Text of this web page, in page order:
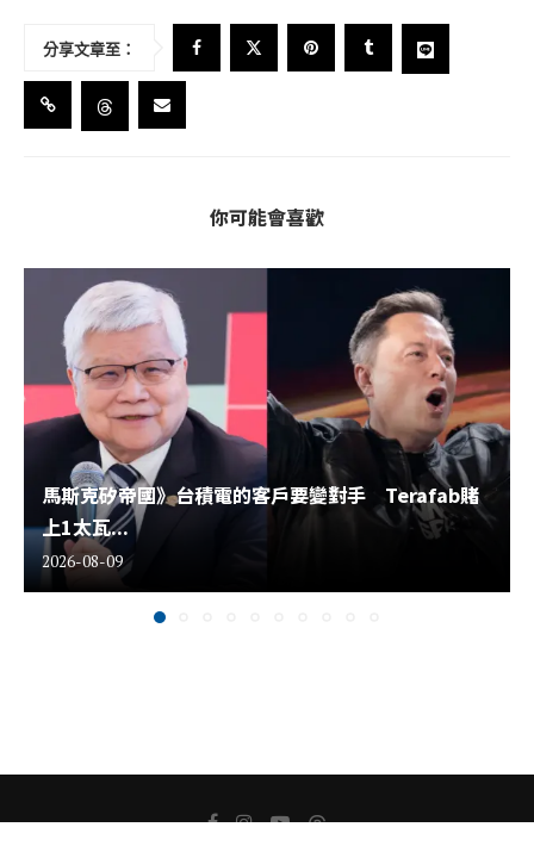
分享文章至：
你可能會喜歡
馬斯克矽帝國》台積電的客戶要變對手 Terafab賭
上1太瓦...
2026-08-09